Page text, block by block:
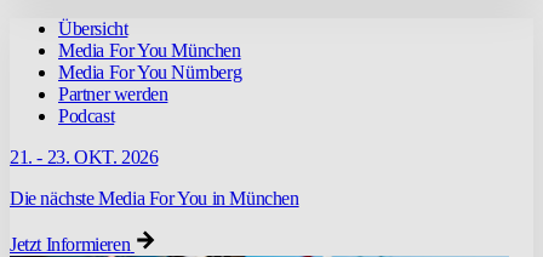
Übersicht
Media For You München
Media For You Nürnberg
Partner werden
Podcast
21. - 23. OKT. 2026
Die nächste Media For You in München
Jetzt Informieren